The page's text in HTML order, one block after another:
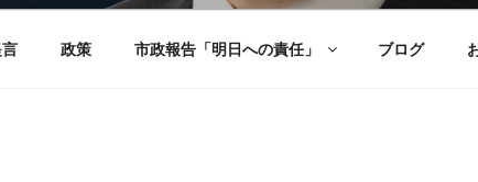
政策 市政報告「明日への責任」 ブログ